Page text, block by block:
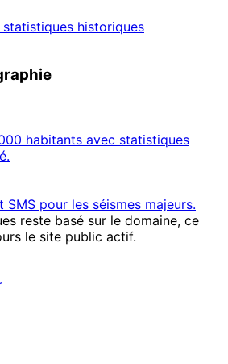
historiques
habitants avec statistiques
pour les séismes majeurs.
reste basé sur le domaine, ce
le site public actif.